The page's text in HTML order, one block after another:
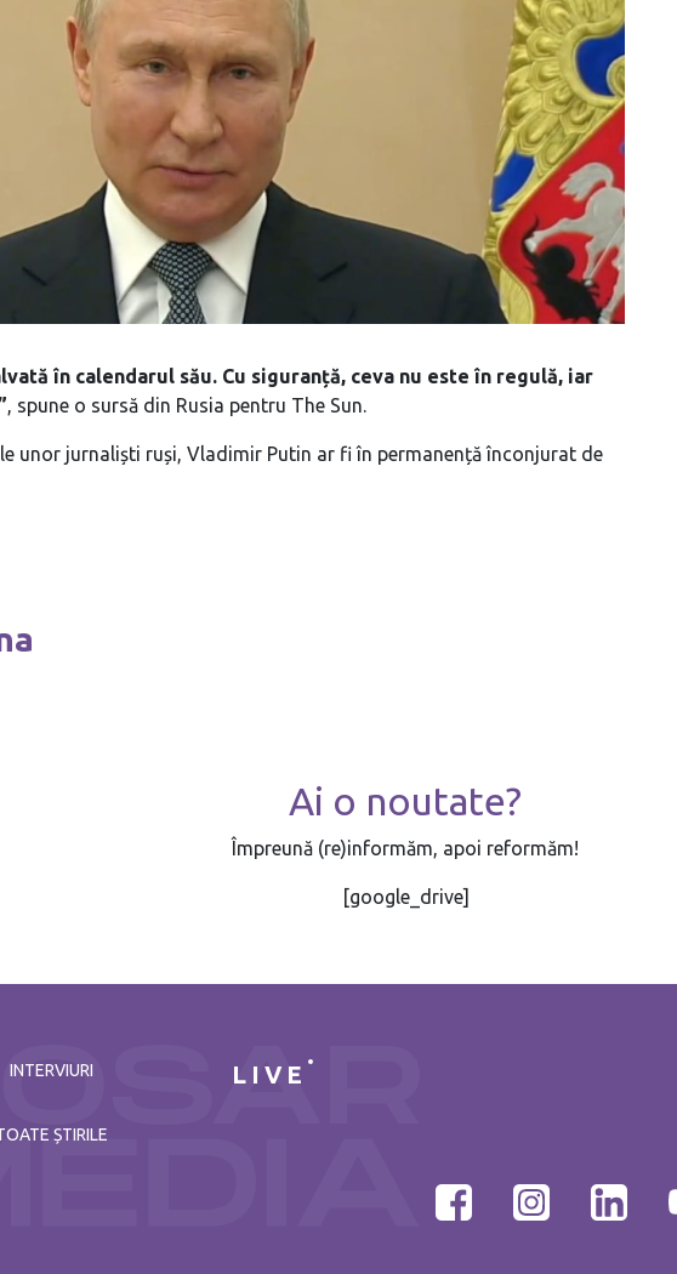
în calendarul său. Cu siguranță, ceva nu este în regulă, iar
, spune o sursă din Rusia pentru The Sun.
unor jurnaliști ruși, Vladimir Putin ar fi în permanență înconjurat de
Ai o noutate?
Împreună (re)informăm, apoi reformăm!
[google_drive]
INTERVIURI
ȘTIRILE
LIVE